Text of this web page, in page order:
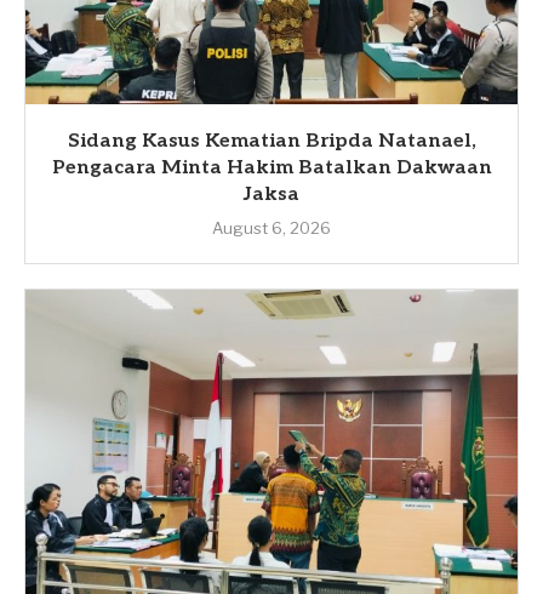
Sidang Kasus Kematian Bripda Natanael,
Pengacara Minta Hakim Batalkan Dakwaan
Jaksa
August 6, 2026